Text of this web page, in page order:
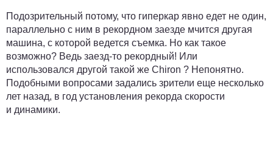
Подозрительный потому, что гиперкар явно едет не один,
параллельно с ним в рекордном заезде мчится другая
машина, с которой ведется съемка. Но как такое
возможно? Ведь заезд-то рекордный! Или
использовался другой такой же Chiron ? Непонятно.
Подобными вопросами задались зрители еще несколько
лет назад, в год установления рекорда скорости
и динамики.